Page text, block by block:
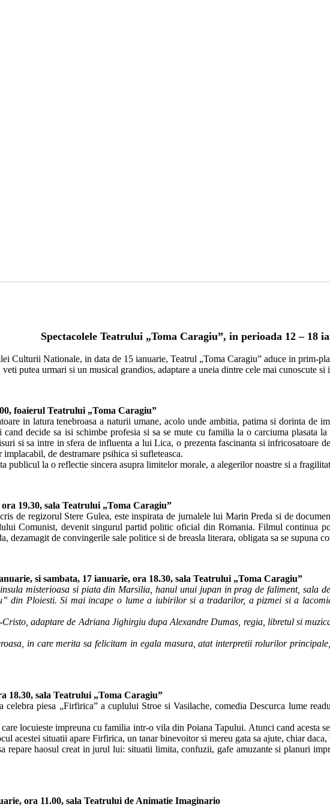
Spectacolele Teatrului „Toma Caragiu”, in perioada 12 – 18
Nationale, in data de 15 ianuarie, Teatrul „Toma Caragiu” aduce in prim-
putea urmari si un musical grandios, adaptare a uneia dintre cele mai cunoscute
foaierul Teatrului „Toma Caragiu”
in latura tenebroasa a naturii umane, acolo unde ambitia, patima si dorinta de
decide sa isi schimbe profesia si sa se mute cu familia la o carciuma plasata
si sa intre in sfera de influenta a lui Lica, o prezenta fascinanta si infricosatoare
de destramare psihica si sufleteasca.
publicul la o reflectie sincera asupra limitelor morale, a alegerilor noastre si a
19.30, sala Teatrului „Toma Caragiu”
regizorul Stere Gulea, este inspirata de jurnalele lui Marin Preda si de
Comunist, devenit singurul partid politic oficial din Romania. Filmul
dezamagit de convingerile sale politice si de breasla literara, obligata sa se supuna
si sambata, 17 ianuarie, ora 18.30, sala Teatrului „Toma Caragiu”
misterioasa si piata din Marsilia, hanul unui jupan in prag de faliment, sala
din Ploiesti. Si mai incape o lume a iubirilor si a tradarilor, a pizmei si a
adaptare de Adriana Jighirgiu dupa Alexandre Dumas, regia, libretul si
in care merita sa felicitam in egala masura, atat interpretii rolurilor
18.30, sala Teatrului „Toma Caragiu”
piesa „Firfirica” a cuplului Stroe si Vasilache, comedia Descurca lume
locuieste impreuna cu familia intr-o vila din Poiana Tapului. Atunci cand acesta
acestei situatii apare Firfirica, un tanar binevoitor si mereu gata sa ajute, chiar
haosul creat in jurul lui: situatii limita, confuzii, gafe amuzante si planuri
ora 11.00, sala Teatrului de Animatie Imaginario